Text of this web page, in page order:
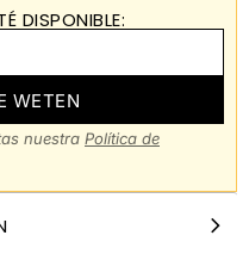
DISPONIBLE:
WETEN
nuestra Política de